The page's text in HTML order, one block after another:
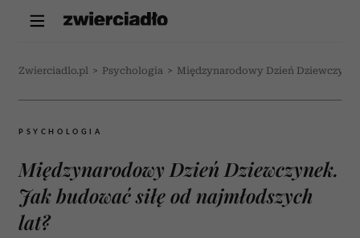
Zwierciadlo.pl > Psychologia > Międzynarodowy Dzień
PSYCHOLOGIA
Międzynarodowy Dzień Dziewczynek.
Jak budować siłę od najmłodszych
lat?